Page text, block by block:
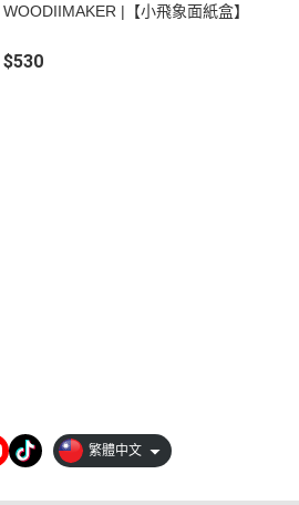
WOODIIMAKER |【小飛象面紙盒】
$530
繁體中文